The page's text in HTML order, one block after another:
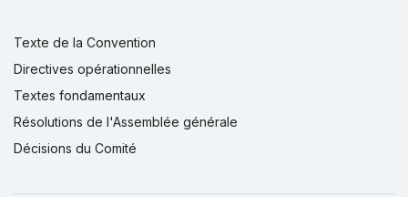
Texte de la Convention
Directives opérationnelles
Textes fondamentaux
Résolutions de l'Assemblée générale
Décisions du Comité